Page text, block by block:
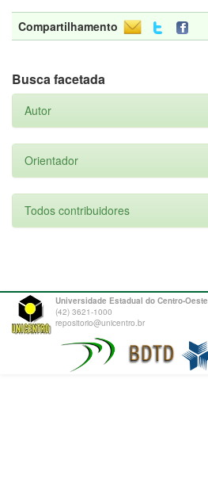
Compartilhamento
Busca facetada
Autor
Orientador
Todos contribuidores
Universidade Estadual do Centro-Oeste
(42) 3621-1000
repositorio@unicentro.br